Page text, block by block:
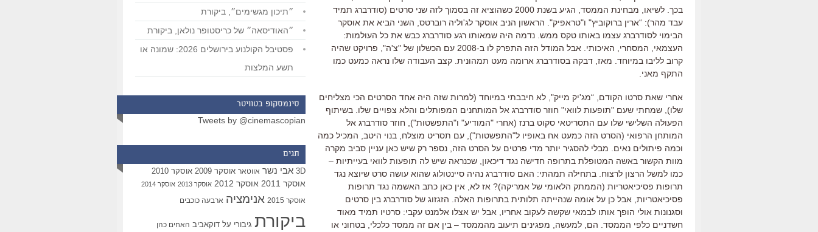
בכך. לשיאו, מבחינת הממסד, הגיע בשנת 2000 כשהוציא זה בסמוך לזה שני סרטים (סודרברג תמיד
עבד מהר): “ארין ברוקוביץ" ו"טראפיק". הראשון הניב אוסקר לג'וליה רוברטס, השני הביא את אוסקר
הבימוי לסודרברג עצמו באותו טקס ממש. נדמה היה שמאותו רגע סודרברג כבש את כל העולמות:
העצמאי, המסחרי, האיכותי. אבל המודל הזה התפרק לו ב-2008 עם הכשלון של "צ'ה", פרויקט שהיה
קרוב לליבו במיוחד. מאז, דבקה בסודרברג ארומה מעט תמהונית. קצב העבודה שלו נראה כמעט כמו
התקף מאני.
אחרי שאת סרטו הקודם, “מג'יק מייק", לא חיבבתי במיוחד (למרות שזה היה אחד הסרטים הכי מצליחים
שלו), שמחתי שעם "תופעות לוואי" חוזר סודרברג אל המותחנים המפותלים והלא צפויים שלו. בשיתוף
הפעולה השלישי שלו עם התסריטאי סקוט ברנז (אחרי "המודיע" ו"התפשטות"), חוזר סודרברג אל
המותחן הרפואי (הסרט הזה כמעט אח באופיו ל"התפשטות"), עם תסריט מוצלח, בנוי היטב, המכיל כמה
וכמה פיתולים נאים. מבלי להסגיר יותר מדי פרטים על הסרט הזה, נספר רק שיש כאן עניין סביב מקרה
מוות הקשור באשה המטופלת בתרופה חדישה נגד דיכאון, שכנראה שיש לה תופעות לוואי בעייתיות –
כמו למשל הרצון לרצוח. בתחילה תמהתי: האם סודרברג נהיה סיינטולוג שהוא עושה סרט שיוצא נגד
תרופות פסיכיאטריות (הממתק הלאומי של אמריקה)? אז לא, אין כאן כתב האשמה נגד תרופות
פסיכיאטריות, אבל כן על אומה שנהייתה תלותית בתרופות האלה. הזגזוג של סודרברג בין סרטים
וסגנונות אולי הופך אותו לבמאי שקשה לעקוב אחריו, אבל יש אצלו אלמנט עקבי: סרטיו תמיד מאוד
חשדניים כלפי הממסד. הם, למעשה, מפגינים תיעוב מהממסד – בין אם זה ממסד כלכלי, בטחוני או
״תיכון מגשימים״, ביקורת
״האודיסאה״ של כריסטופר נולאן, ביקורת
פסטיבל הקולנוע בירושלים 2026: שמונה או
תשע המלצות
סינמסקופ בטוויטר
Tweets by @cinemascopian
תגים
3D אבי נשר אווטאר אוסקר 2009 אוסקר 2010
אוסקר 2011 אוסקר 2012 אוסקר 2013 אוסקר 2014
אוסקר 2015 אנימציה ארבעה כוכבים
ביקורת גיבורי על דוקאביב האחים כהן